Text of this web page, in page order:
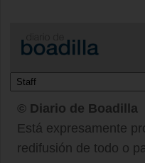
© Diario de Boadilla
Está expresamente
redifusión de todo o